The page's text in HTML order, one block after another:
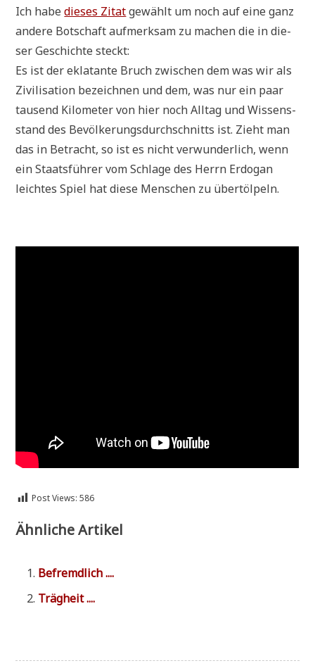
Ich habedie­ses Zitatgewählt um noch auf eine ganz
ande­re Bot­schaft auf­merk­sam zu machen die in die­
ser Geschich­te steckt:
Es ist der ekla­tan­te Bruch zwi­schen dem was wir als
Zivi­li­sa­ti­on bezeich­nen und dem, was nur ein paar
tau­send Kilo­me­ter von hier noch All­tag und Wis­sens­
stand des Bevöl­ke­rungs­durch­schnitts ist. Zieht man
das in Betracht, so ist es nicht ver­wun­der­lich, wenn
ein Staats­füh­rer vom Schla­ge des Herrn Erdo­gan
leich­tes Spiel hat die­se Men­schen zu übertölpeln.
Post Views: 586
Ähnliche Artikel
Befremd­lich ....
Träg­heit ....